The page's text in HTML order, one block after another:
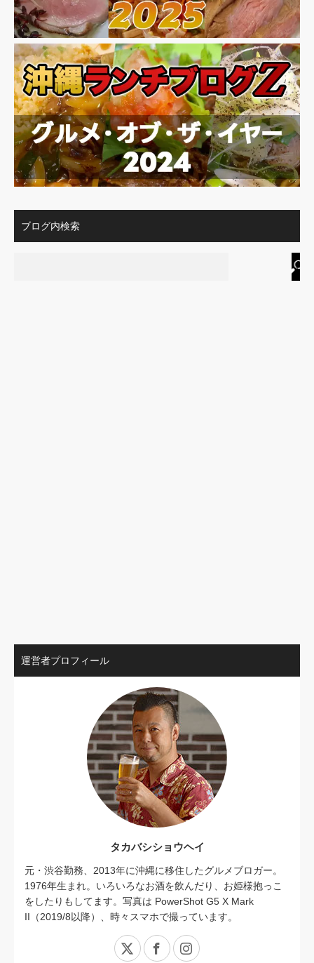
ブログ内検索
運営者プロフィール
タカバシショウヘイ
元・渋谷勤務、2013年に沖縄に移住したグルメブロガー。
1976年生まれ。いろいろなお酒を飲んだり、お姫様抱っこ
をしたりもしてます。写真は PowerShot G5 X Mark
II（2019/8以降）、時々スマホで撮っています。
X FacebookInstagram